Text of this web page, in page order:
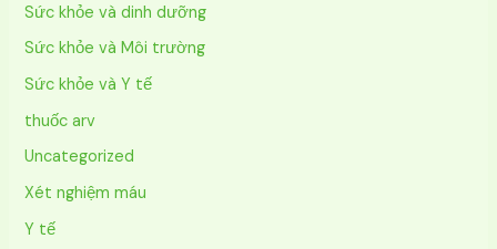
Sức khỏe và dinh dưỡng
Sức khỏe và Môi trường
Sức khỏe và Y tế
thuốc arv
Uncategorized
Xét nghiệm máu
Y tế